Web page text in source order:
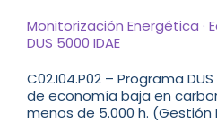
Monitorización Energética ·
DUS 5000 IDAE
C02.I04.P02 – Programa
de economía baja en
menos de 5.000 h. (Gestión